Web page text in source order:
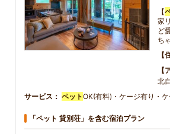
【
家
ど
ち
北
サービス ペットOK(有料)・ケージ有り・
「ペット 貸別荘」を含む宿泊プラン